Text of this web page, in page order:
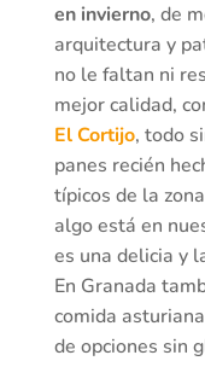
en invierno, de
arquitectura y
no le faltan ni
mejor calidad,
El Cortijo, todo
panes recién
típicos de la
algo está en
es una delicia y
En Granada
comida
de opciones sin